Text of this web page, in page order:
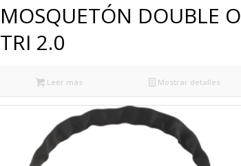
MOSQUETÓN DOUBLE O
TRI 2.0
Leer más Mostrar detalles